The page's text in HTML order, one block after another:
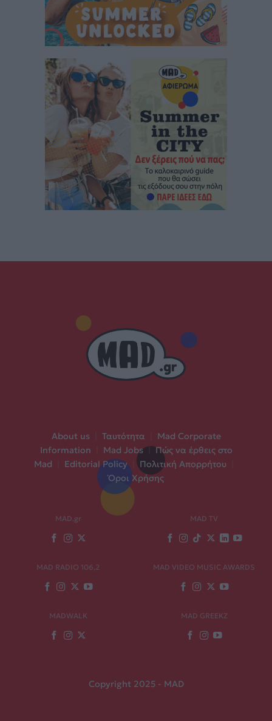
About us Ταυτότητα
Mad Corporate
Information
Mad Jobs | Πώς να έρθεις στο
Mad
Editorial Policy Πολιτική Απορρήτου
Όροι Χρήσης
MAD.gr MAD TV
MAD RADIO 106,2 MAD VIDEO MUSIC AWARDS
MADWALK MAD GREEKZ
Copyright 2025 - MAD